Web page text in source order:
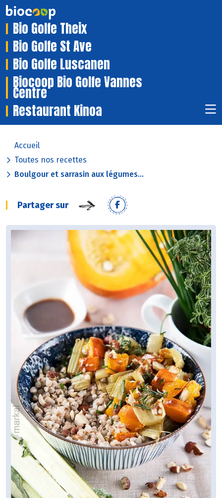
Bio Golfe Theix
Bio Golfe St Ave
Bio Golfe Luscanen
Biocoop Bio Golfe Vannes
Centre
Restaurant Kinoa
Accueil
Toutes nos recettes
Boulgour et sarrasin aux légumes...
Partager sur